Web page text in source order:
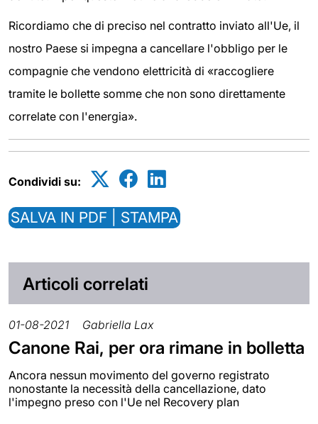
Ricordiamo che di preciso nel contratto inviato all'Ue, il
nostro Paese si impegna a cancellare l'obbligo per le
compagnie che vendono elettricità di «raccogliere
tramite le bollette somme che non sono direttamente
correlate con l'energia».
Condividi su:
SALVA IN PDF | STAMPA
Articoli correlati
01-08-2021 Gabriella Lax
Canone Rai, per ora rimane in bolletta
Ancora nessun movimento del governo registrato
nonostante la necessità della cancellazione, dato
l'impegno preso con l'Ue nel Recovery plan